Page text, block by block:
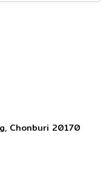
Chonburi 20170